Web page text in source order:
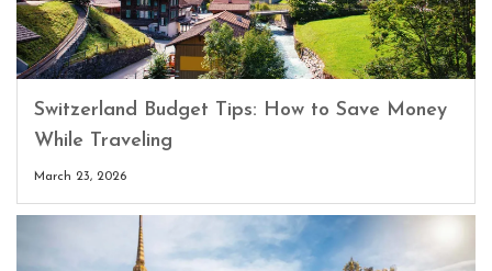
Switzerland Budget Tips: How to Save Money
While Traveling
March 23, 2026